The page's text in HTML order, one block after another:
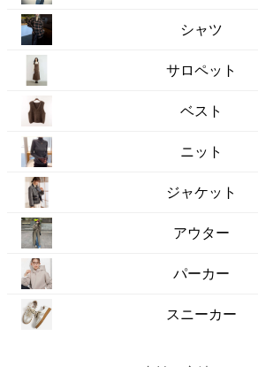
シャツ
サロペット
ベスト
ニット
ジャケット
アウター
パーカー
スニーカー